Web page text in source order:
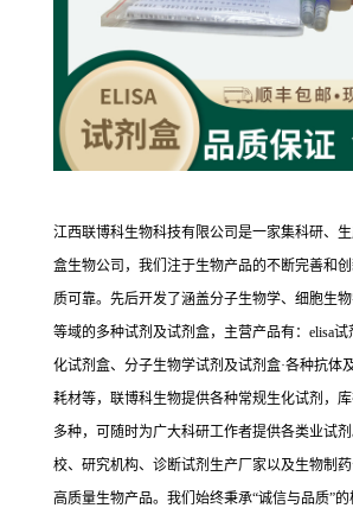
江西联博科生物科技有限公司是一家集科研、
盒生物公司，我们注于生物产品的不断完善和
质可靠。先后开发了涵盖分子生物学、细胞生
等域的多种试剂及试剂盒，主营产品有：elisa试
化试剂盒、分子生物学试剂及试剂盒·各种抗体
耗材等，联博科生物提供各种常规生化试剂，
多种，可随时为广大科研工作者提供各类业试
校、研究机构、诊断试剂生产厂家以及生物制
高质量生物产品。我们始终秉承“诚信与品质”